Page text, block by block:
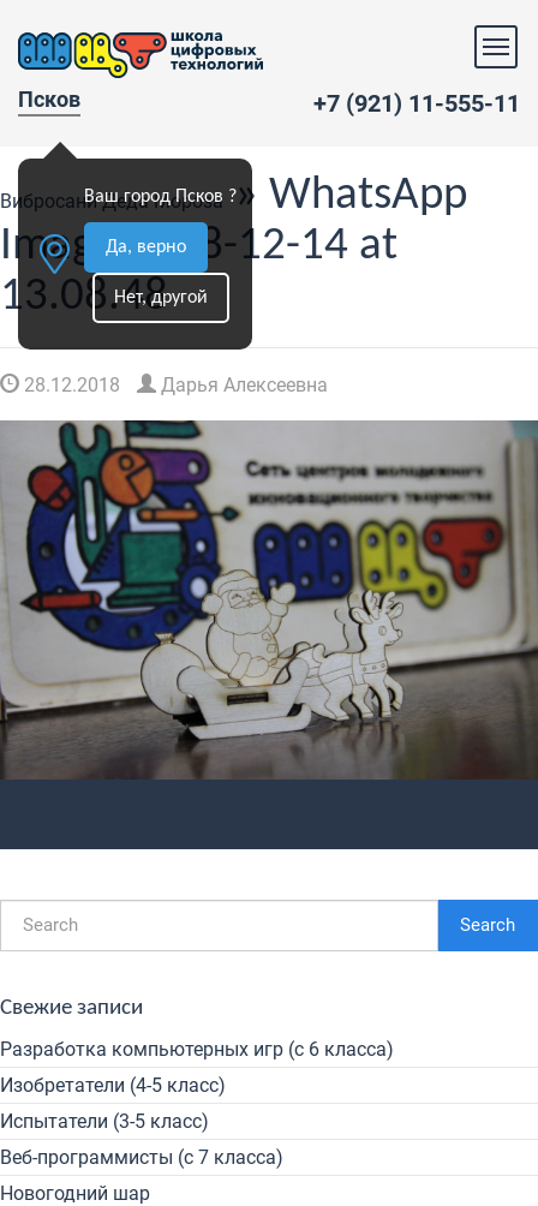
Псков
Ваш город Псков ?
Да, верно
Нет, другой
+7 (921) 11-555-11
Вибросани Деда Мороза » WhatsApp
Image 2018-12-14 at
13.08.48
28.12.2018 Дарья Алексеевна
Search
Свежие записи
Разработка компьютерных игр (с 6 класса)
Изобретатели (4-5 класс)
Испытатели (3-5 класс)
Веб-программисты (с 7 класса)
Новогодний шар